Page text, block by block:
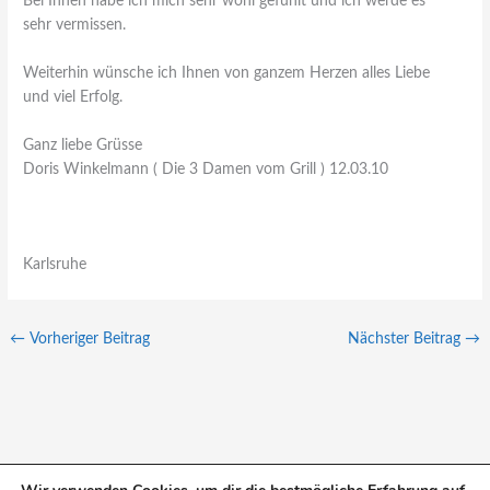
sehr vermissen.
Weiterhin wünsche ich Ihnen von ganzem Herzen alles Liebe
und viel Erfolg.
Ganz liebe Grüsse
Doris Winkelmann ( Die 3 Damen vom Grill ) 12.03.10
Karlsruhe
← Vorheriger Beitrag Nächster Beitrag →